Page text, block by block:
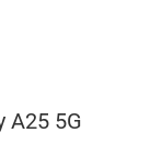
A25 5G